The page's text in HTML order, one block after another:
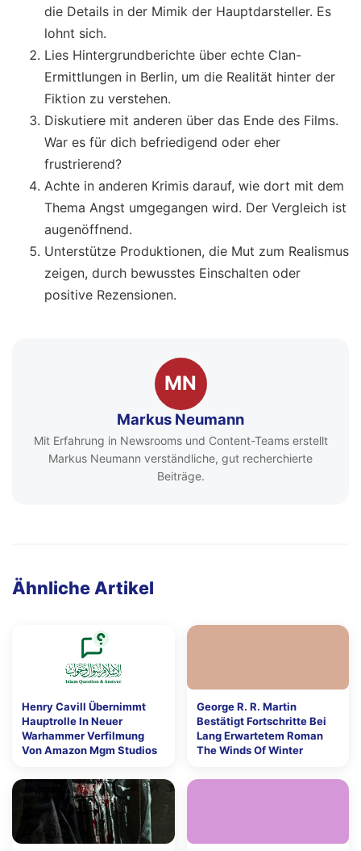
die Details in der Mimik der Hauptdarsteller. Es
lohnt sich.
Lies Hintergrundberichte über echte Clan-
Ermittlungen in Berlin, um die Realität hinter der
Fiktion zu verstehen.
Diskutiere mit anderen über das Ende des Films.
War es für dich befriedigend oder eher
frustrierend?
Achte in anderen Krimis darauf, wie dort mit dem
Thema Angst umgegangen wird. Der Vergleich ist
augenöffnend.
Unterstütze Produktionen, die Mut zum Realismus
zeigen, durch bewusstes Einschalten oder
positive Rezensionen.
MN
Markus Neumann
Mit Erfahrung in Newsrooms und Content-Teams erstellt
Markus Neumann verständliche, gut recherchierte
Beiträge.
Ähnliche Artikel
Henry Cavill Übernimmt
Hauptrolle In Neuer
Warhammer Verfilmung
Von Amazon Mgm Studios
George R. R. Martin
Bestätigt Fortschritte Bei
Lang Erwartetem Roman
The Winds Of Winter